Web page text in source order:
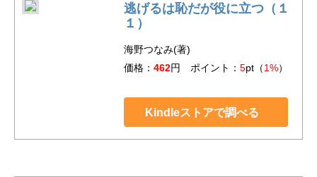
逃げるは恥だが役に立つ（１
１）
海野つなみ(著)
価格： 462円 ポイント： 5pt（1%）
Kindleストアで調べる